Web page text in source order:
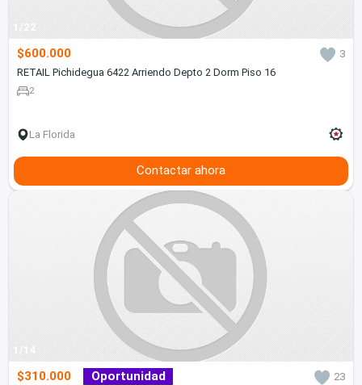
1/22
$600.000
3
RETAIL Pichidegua 6422 Arriendo Depto 2 Dorm Piso 16
2
La Florida
Contactar ahora
1/14
$310.000 Oportunidad 23